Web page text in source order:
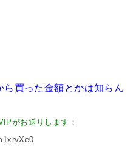
買った金額とかは知らん
がお送りします ：